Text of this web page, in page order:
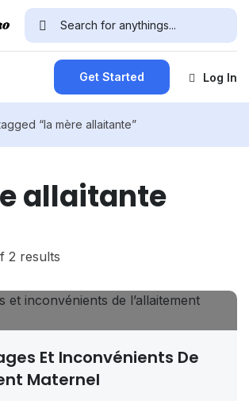
Get Started Log In
“la mère allaitante”
allaitante
2 results
Et Inconvénients De
Maternel